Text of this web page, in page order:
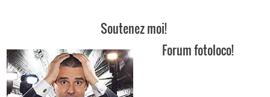
Soutenez moi!
Forum fotoloco!